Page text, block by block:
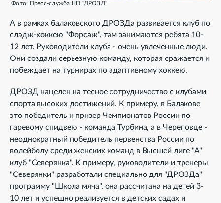
Фото: Пресс-служба НП "ДРОЗД"
А в рамках балаковского ДРОЗДа развивается клуб по
слэдж-хоккею "Форсаж", там занимаются ребята 10-
12 лет. Руководители клуба - очень увлеченные люди.
Они создали серьезную команду, которая сражается и
побеждает на турнирах по адаптивному хоккею.
ДРОЗД нацелен на тесное сотрудничество с клубами
спорта высоких достижений. К примеру, в Балакове
это победитель и призер Чемпионатов России по
гаревому спидвею - команда Турбина, а в Череповце -
неоднократный победитель первенства России по
волейболу среди женских команд в Высшей лиге "А"
клуб "Северянка". К примеру, руководители и тренеры
"Северянки" разработали специально для "ДРОЗДа"
программу "Школа мяча", она рассчитана на детей 3-
10 лет и успешно реализуется в детских садах и